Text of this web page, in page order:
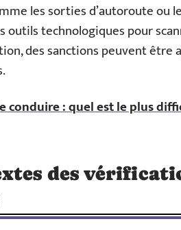
les sorties d’autoroute ou
technologiques pour
des sanctions peuvent être
conduire : quel est le plus
des